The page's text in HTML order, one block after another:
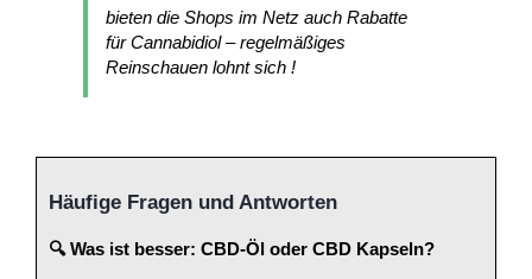
bieten die Shops im Netz auch Rabatte
für Cannabidiol – regelmäßiges
Reinschauen lohnt sich !
Häufige Fragen und Antworten
🔍 Was ist besser: CBD-Öl oder CBD Kapseln?